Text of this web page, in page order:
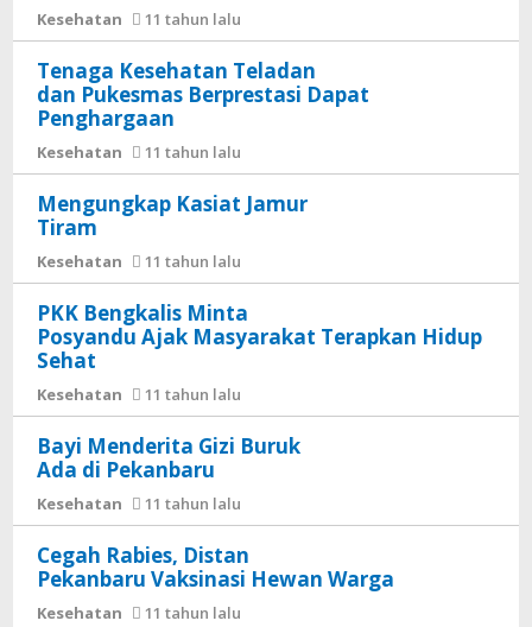
Kesehatan 11 tahun lalu
Tenaga Kesehatan Teladan
dan Pukesmas Berprestasi Dapat
Penghargaan
Kesehatan 11 tahun lalu
Mengungkap Kasiat Jamur
Tiram
Kesehatan 11 tahun lalu
PKK Bengkalis Minta
Posyandu Ajak Masyarakat Terapkan Hidup
Sehat
Kesehatan 11 tahun lalu
Bayi Menderita Gizi Buruk
Ada di Pekanbaru
Kesehatan 11 tahun lalu
Cegah Rabies, Distan
Pekanbaru Vaksinasi Hewan Warga
Kesehatan 11 tahun lalu